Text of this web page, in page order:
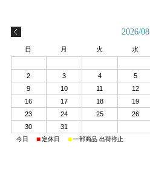
2026/08
日 月 火 水
2
3 4 5
9
10 11 12
16
17 18 19
23
24 25 26
30
31
今日 ■ 定休日 ■ 一部商品 出荷停止